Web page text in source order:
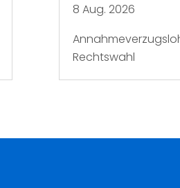
8 Aug. 2026
Rechtswahl